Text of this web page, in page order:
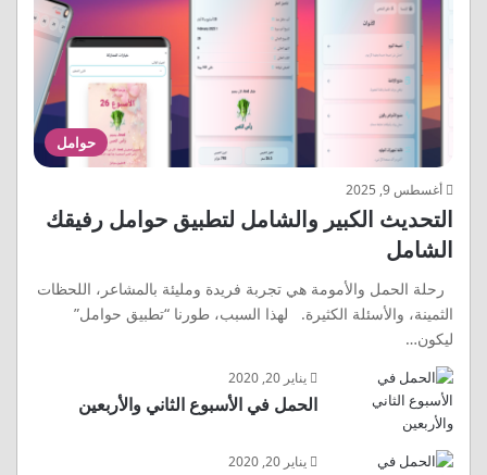
حوامل
أغسطس 9, 2025
التحديث الكبير والشامل لتطبيق حوامل رفيقك
الشامل
رحلة الحمل والأمومة هي تجربة فريدة ومليئة بالمشاعر، اللحظات
الثمينة، والأسئلة الكثيرة. لهذا السبب، طورنا “تطبيق حوامل”
ليكون…
يناير 20, 2020
الحمل في الأسبوع الثاني والأربعين
يناير 20, 2020